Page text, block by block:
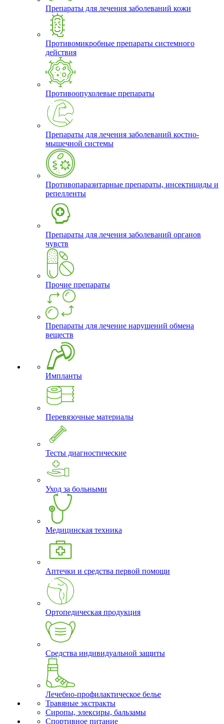
Препараты для лечения заболеваний кожи
Противомикробные препараты системного
действия
Противоопухолевые препараты
Препараты для лечения заболеваний костно-
мышечной системы
Противопаразитарные препараты, инсектициды и
репелленты
Препараты для лечения заболеваний органов
чувств
Прочие препараты
Препараты для лечение нарушений обмена
веществ
Импланты
Перевязочные материалы
Тесты диагностические
Уход за больными
Медицинская техника
Аптечки и средства первой помощи
Ортопедическая продукция
Средства индивидуальной защиты
Лечебно-профилактическое белье
Травяные экстракты
Сиропы, элексиры, бальзамы
Спортивное питание